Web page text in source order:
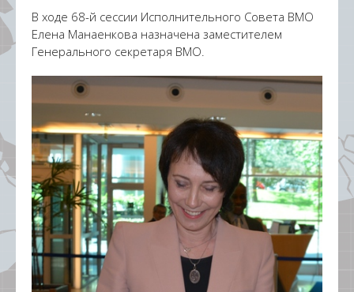
В ходе 68-й сессии Исполнительного Совета ВМО
Елена Манаенкова назначена заместителем
Генерального секретаря ВМО.